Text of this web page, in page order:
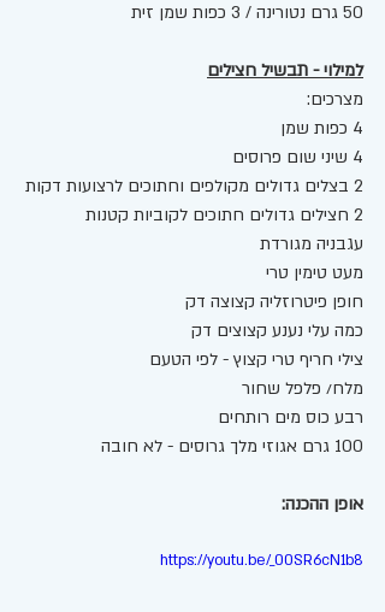
50 גרם נטורינה / 3 כפות שמן זית
למילוי - תבשיל חצילים
מצרכים:
4 כפות שמן
4 שיני שום פרוסים
2 בצלים גדולים מקולפים וחתוכים לרצועות דקות
2 חצילים גדולים חתוכים לקוביות קטנות
עגבניה מגורדת
מעט טימין טרי
חופן פיטרוזליה קצוצה דק
כמה עלי נענע קצוצים דק
צילי חריף טרי קצוץ - לפי הטעם
מלח/ פלפל שחור
רבע כוס מים רותחים
100 גרם אגוזי מלך גרוסים - לא חובה
אופן ההכנה:
https://youtu.be/_00SR6cN1b8